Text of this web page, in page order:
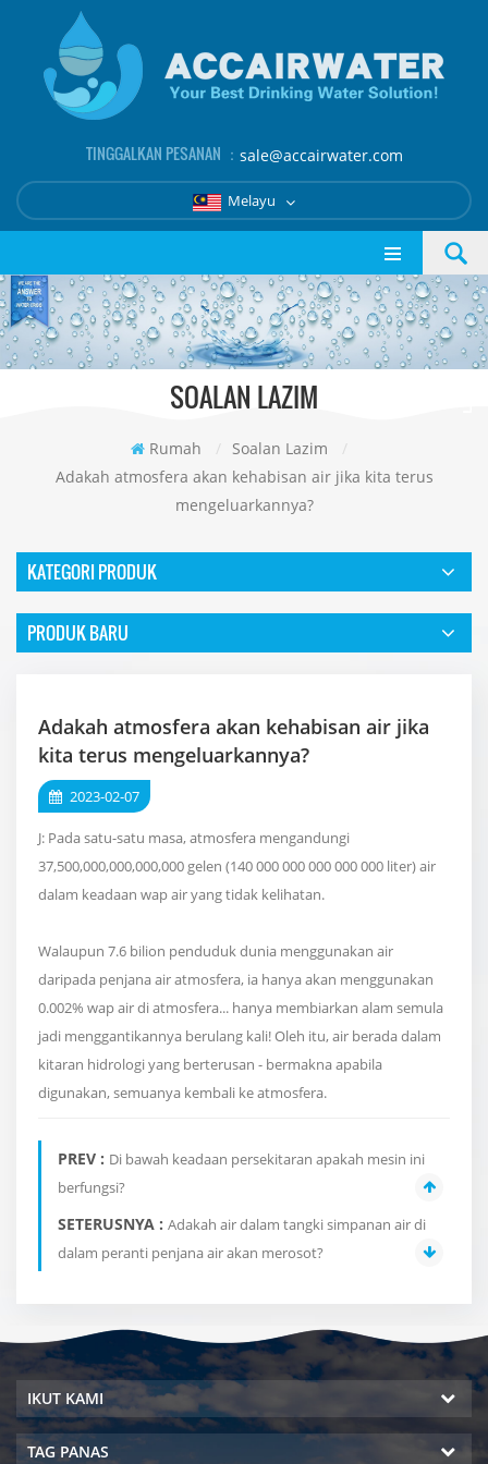
TINGGALKAN PESANAN ： sale@accairwater.com
Melayu
SOALAN LAZIM
Rumah / Soalan Lazim
/
Adakah atmosfera akan kehabisan air jika kita terus
mengeluarkannya?
KATEGORI PRODUK
PRODUK BARU
Adakah atmosfera akan kehabisan air jika
kita terus mengeluarkannya?
2023-02-07
J: Pada satu-satu masa, atmosfera mengandungi
37,500,000,000,000,000 gelen (140 000 000 000 000 000 liter) air
dalam keadaan wap air yang tidak kelihatan.
Walaupun 7.6 bilion penduduk dunia menggunakan air
daripada penjana air atmosfera, ia hanya akan menggunakan
0.002% wap air di atmosfera... hanya membiarkan alam semula
jadi menggantikannya berulang kali! Oleh itu, air berada dalam
kitaran hidrologi yang berterusan - bermakna apabila
digunakan, semuanya kembali ke atmosfera.
PREV : Di bawah keadaan persekitaran apakah mesin ini
berfungsi?
SETERUSNYA : Adakah air dalam tangki simpanan air di
dalam peranti penjana air akan merosot?
IKUT KAMI
TAG PANAS